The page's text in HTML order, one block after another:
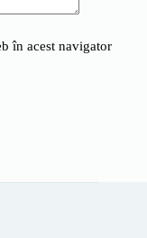
în acest navigator